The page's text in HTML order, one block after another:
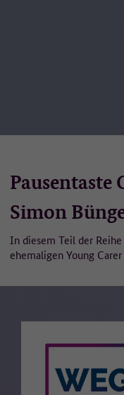
Pausentaste
Simon
In diesem Teil der
ehemaligen Young